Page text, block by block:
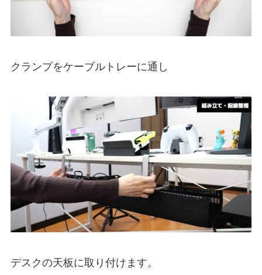
クランプをケーブルトレーに通し
デスクの天板に取り付けます。